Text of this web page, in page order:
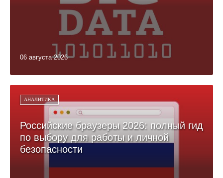
06 августа 2026
АНАЛИТИКА
Российские браузеры 2026: полный гид
по выбору для работы и личной
безопасности